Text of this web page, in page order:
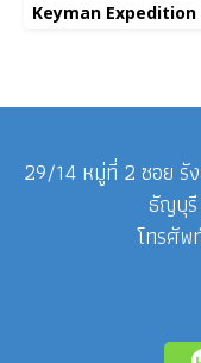
Keyman Expedition
29/14 หมู่ที่ 2 ซอย รั
ธัญบุรี
โทรศัพ